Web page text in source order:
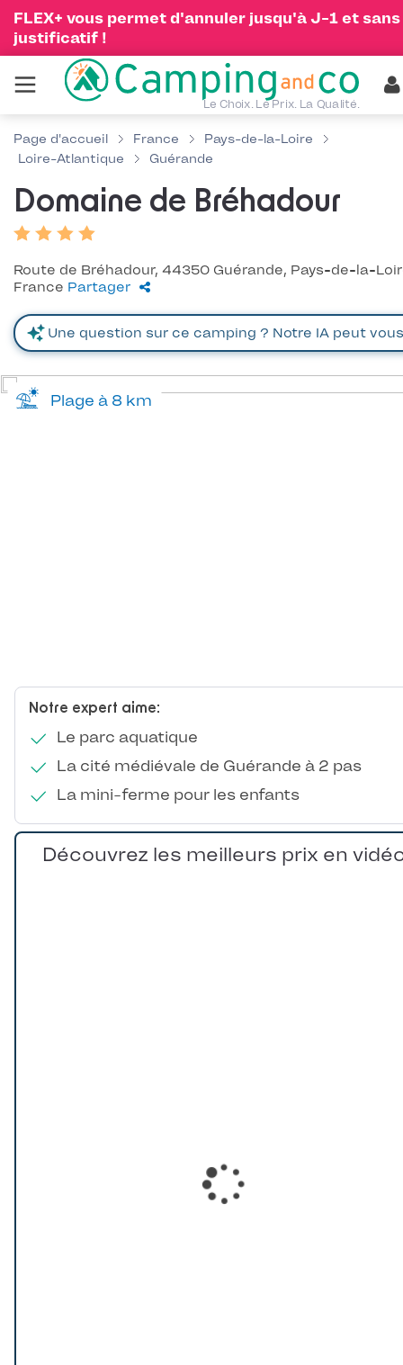
FLEX+ vous permet d'annuler jusqu'à J-1 et sans
justificatif !
Le Choix. Le Prix. La Qualité.
Page d'accueil France
Pays-de-la-Loire
Loire-Atlantique
Guérande
Domaine de Bréhadour
Route de Bréhadour, 44350 Guérande, Pays-de-la-
France Partager
Notre expert aime:
Le parc aquatique
La cité médiévale de Guérande à 2 pas
La mini-ferme pour les enfants
Plage à 8 km
Découvrez les meilleurs prix en